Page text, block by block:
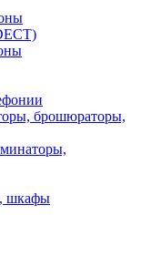
брошюраторы,
шкафы